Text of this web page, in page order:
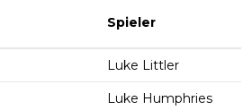
Spieler
Luke Littler
Luke Humphries